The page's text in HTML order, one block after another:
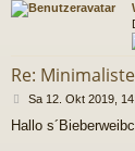
Re:
B
i
Sa 12. Okt 2019,
Hallo